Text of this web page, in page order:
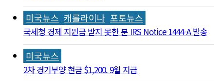
미국뉴스 캐롤라이나 포토뉴스
국세청 경제 지원금 받지 못한 분 IRS Notice 1444-A 발송
미국뉴스
2차 경기부양 현금 $1,200. 9월 지급